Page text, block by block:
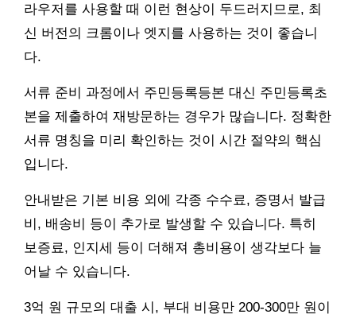
라우저를 사용할 때 이런 현상이 두드러지므로, 최
신 버전의 크롬이나 엣지를 사용하는 것이 좋습니
다.
서류 준비 과정에서 주민등록등본 대신 주민등록초
본을 제출하여 재방문하는 경우가 많습니다. 정확한
서류 명칭을 미리 확인하는 것이 시간 절약의 핵심
입니다.
안내받은 기본 비용 외에 각종 수수료, 증명서 발급
비, 배송비 등이 추가로 발생할 수 있습니다. 특히
보증료, 인지세 등이 더해져 총비용이 생각보다 늘
어날 수 있습니다.
3억 원 규모의 대출 시, 부대 비용만 200-300만 원이